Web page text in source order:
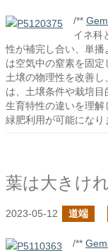
/**
イネ科
性が補完し合い、単
は空気中の窒素を固
土壌の物理性を改善
は、土壌条件や栽培
生育特性の違いを理
緑肥利用が可能になり
2023-05-12 道端
/**